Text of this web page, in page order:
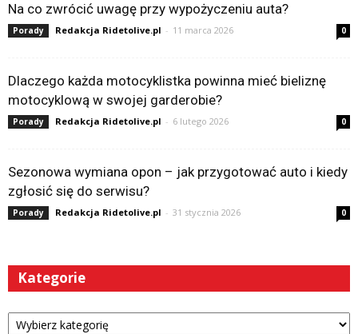
Na co zwrócić uwagę przy wypożyczeniu auta?
Porady Redakcja Ridetolive.pl - 11 marca 2026 0
Dlaczego każda motocyklistka powinna mieć bieliznę
motocyklową w swojej garderobie?
Porady Redakcja Ridetolive.pl - 6 lutego 2026 0
Sezonowa wymiana opon – jak przygotować auto i kiedy
zgłosić się do serwisu?
Porady Redakcja Ridetolive.pl - 31 stycznia 2026 0
Kategorie
Kategorie